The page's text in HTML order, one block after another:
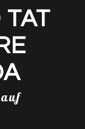
TAT